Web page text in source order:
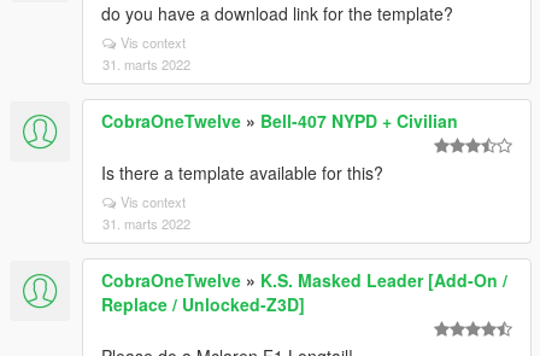
do you have a download link for the template?
Vis context
31. marts 2022
CobraOneTwelve » Bell-407 NYPD + Civilian
Is there a template available for this?
Vis context
31. marts 2022
CobraOneTwelve » K.S. Masked Leader [Add-On /
Replace / Unlocked-Z3D]